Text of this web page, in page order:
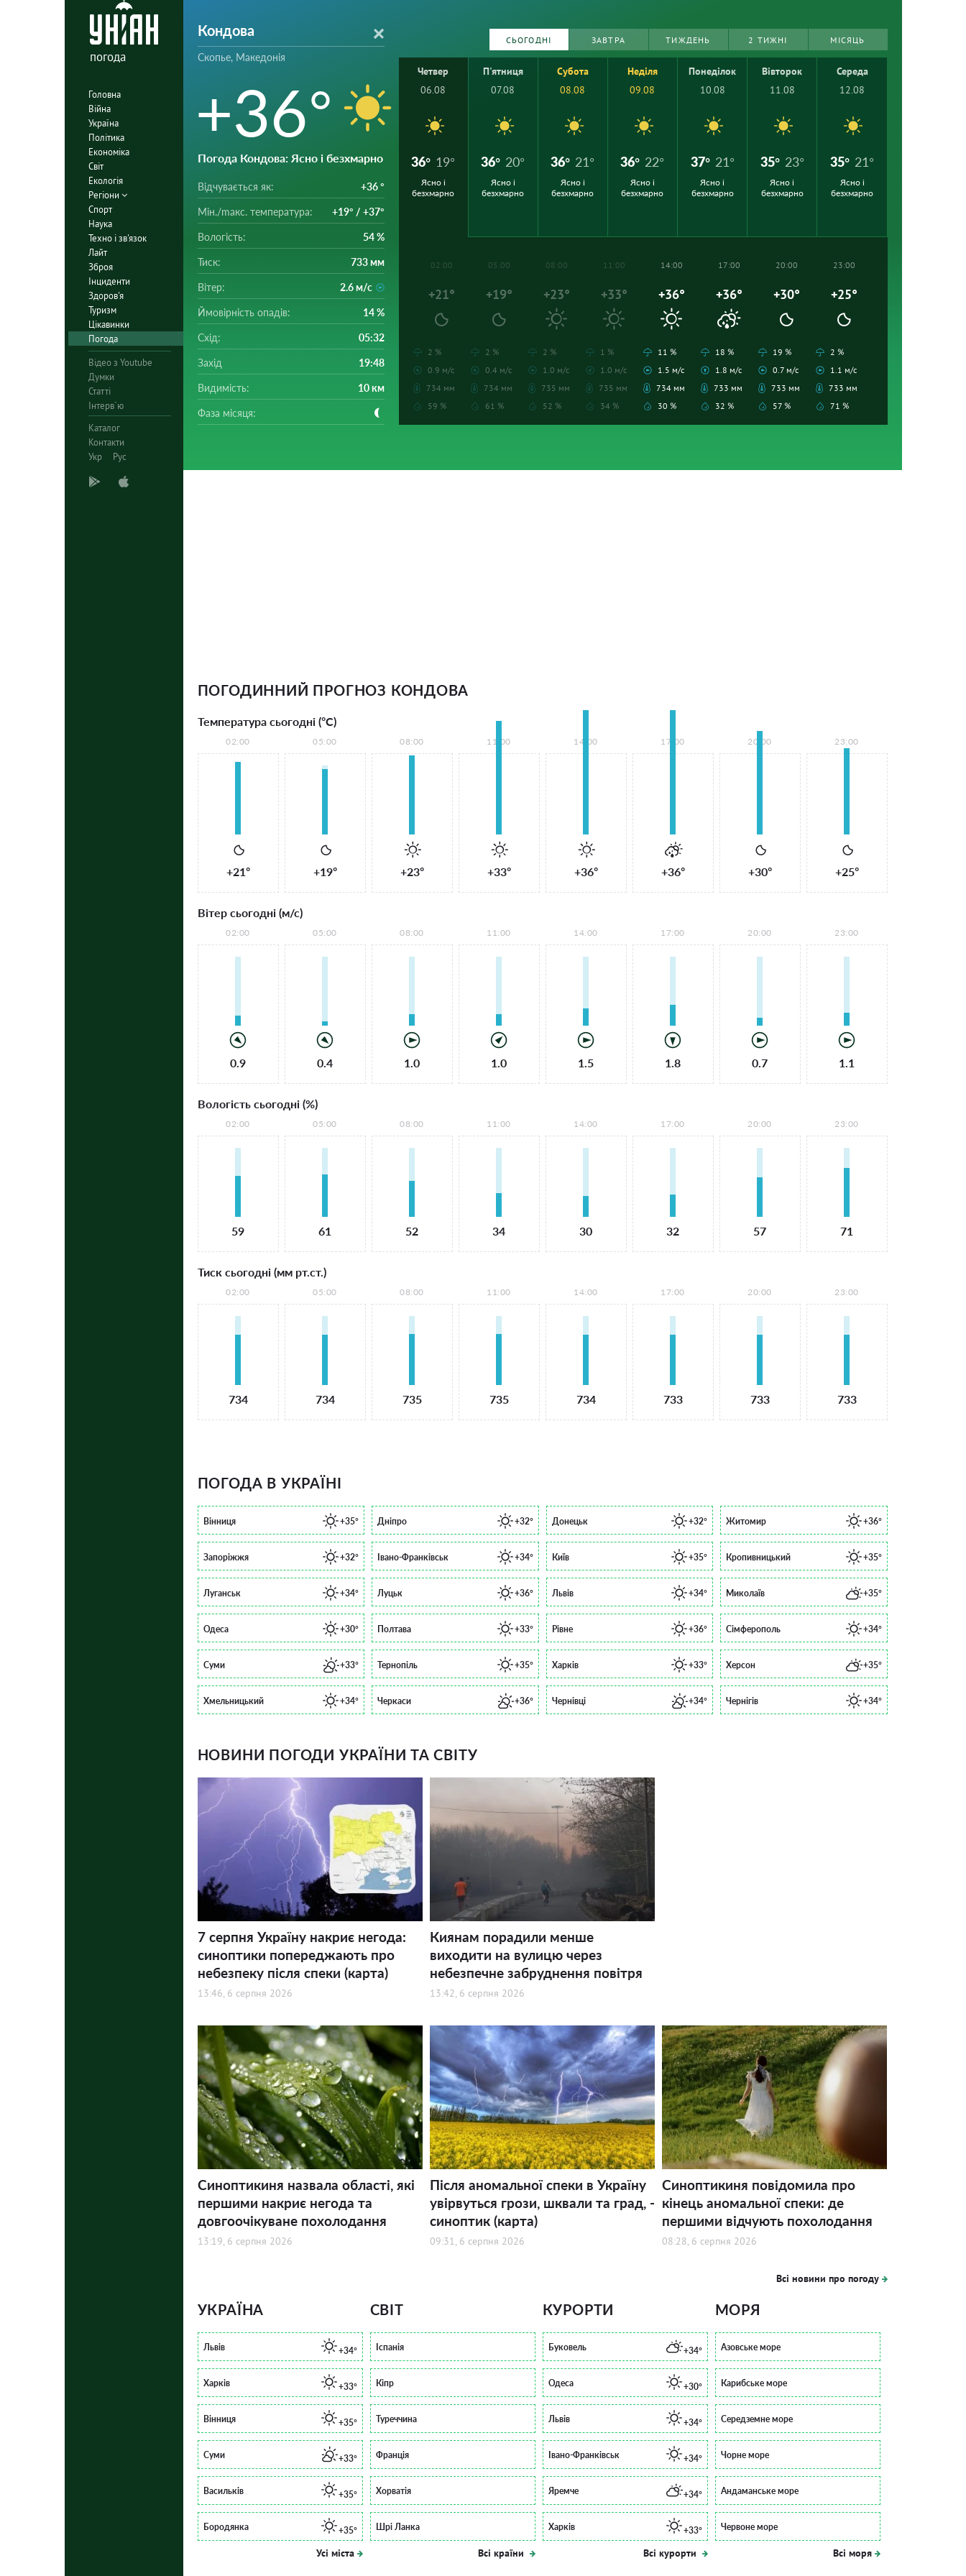
погода
Головна
Війна
Україна
Політика
Економіка
Світ
Екологія
Регіони
Спорт
Наука
Техно і зв'язок
Лайт
Зброя
Інциденти
Здоров'я
Туризм
Цікавинки
Погода
Відео з Youtube
Думки
Статті
Інтерв`ю
Каталог
Контакти
Укр
Рус
Кондова
Скопье, Македонія
+36°
Погода Кондова: Ясно і безхмарно
Відчувається як: +36 °
Мін./mакс. температура: +19° / +37°
Вологість: 54 %
Тиск: 733 мм
Вітер: 2.6 м/с
Ймовірність опадів: 14 %
Схід: 05:32
Захід 19:48
Видимість: 10 км
Фаза місяця:
СЬОГОДНІ ЗАВТРА ТИЖДЕНЬ 2 ТИЖНІ МІСЯЦЬ
Четвер
06.08
36° 19°
Ясно і
безхмарно
П'ятниця
07.08
36° 20°
Ясно і
безхмарно
Субота
08.08
36° 21°
Ясно і
безхмарно
Неділя
09.08
36° 22°
Ясно і
безхмарно
Понеділок
10.08
37° 21°
Ясно і
безхмарно
Вівторок
11.08
35° 23°
Ясно і
безхмарно
Середа
12.08
35° 21°
Ясно і
безхмарно
02:00
+21°
2 %
0.9 м/с
734 мм
59 %
05:00
+19°
2 %
0.4 м/с
734 мм
61 %
08:00
+23°
2 %
1.0 м/с
735 мм
52 %
11:00
+33°
1 %
1.0 м/с
735 мм
34 %
14:00
+36°
11 %
1.5 м/с
734 мм
30 %
17:00
+36°
18 %
1.8 м/с
733 мм
32 %
20:00
+30°
19 %
0.7 м/с
733 мм
57 %
23:00
+25°
2 %
1.1 м/с
733 мм
71 %
ПОГОДИННИЙ ПРОГНОЗ КОНДОВА
Температура сьогодні (°С)
02:00
+21°
05:00
+19°
08:00
+23°
11:00
+33°
14:00
+36°
17:00
+36°
20:00
+30°
23:00
+25°
Вітер сьогодні (м/с)
02:00
0.9
05:00
0.4
08:00
1.0
11:00
1.0
14:00
1.5
17:00
1.8
20:00
0.7
23:00
1.1
Вологість сьогодні (%)
02:00
59
05:00
61
08:00
52
11:00
34
14:00
30
17:00
32
20:00
57
23:00
71
Тиск сьогодні (мм рт.ст.)
02:00
734
05:00
734
08:00
735
11:00
735
14:00
734
17:00
733
20:00
733
23:00
733
ПОГОДА В УКРАЇНІ
Вінниця +35° Дніпро +32° Донецьк +32° Житомир +36°
Запоріжжя +32° Івано-Франківськ +34° Київ +35° Кропивницький +35°
Луганськ +34° Луцьк +36° Львів +34° Миколаїв +35°
Одеса +30° Полтава +33° Рівне +36° Сімферополь +34°
Суми +33° Тернопіль +35° Харків +33° Херсон +35°
Хмельницький +34° Черкаси +36° Чернівці +34° Чернігів +34°
НОВИНИ ПОГОДИ УКРАЇНИ ТА СВІТУ
7 серпня Україну накриє негода:
синоптики попереджають про
небезпеку після спеки (карта)
13:46, 6 серпня 2026
Киянам порадили менше
виходити на вулицю через
небезпечне забруднення повітря
13:42, 6 серпня 2026
Синоптикиня назвала області, які
першими накриє негода та
довгоочікуване похолодання
13:19, 6 серпня 2026
Після аномальної спеки в Україну
увірвуться грози, шквали та град, -
синоптик (карта)
09:31, 6 серпня 2026
Синоптикиня повідомила про
кінець аномальної спеки: де
першими відчують похолодання
08:28, 6 серпня 2026
Всі новини про погоду
УКРАЇНА
Львів +34°
Харків +33°
Вінниця +35°
Суми +33°
Васильків +35°
Бородянка +35°
Усі міста
СВІТ
Іспанія
Кіпр
Туреччина
Франція
Хорватія
Шрі Ланка
Всі країни
КУРОРТИ
Буковель +34°
Одеса +30°
Львів +34°
Івано-Франківськ +34°
Яремче +34°
Харків +33°
Всі курорти
МОРЯ
Азовське море
Карибське море
Середземне море
Чорне море
Андаманське море
Червоне море
Всі моря